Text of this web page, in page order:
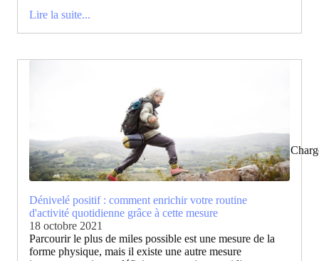
Lire la suite...
Dénivelé positif : comment enrichir votre routine
d'activité quotidienne grâce à cette mesure
18 octobre 2021
Parcourir le plus de miles possible est une mesure de la
forme physique, mais il existe une autre mesure